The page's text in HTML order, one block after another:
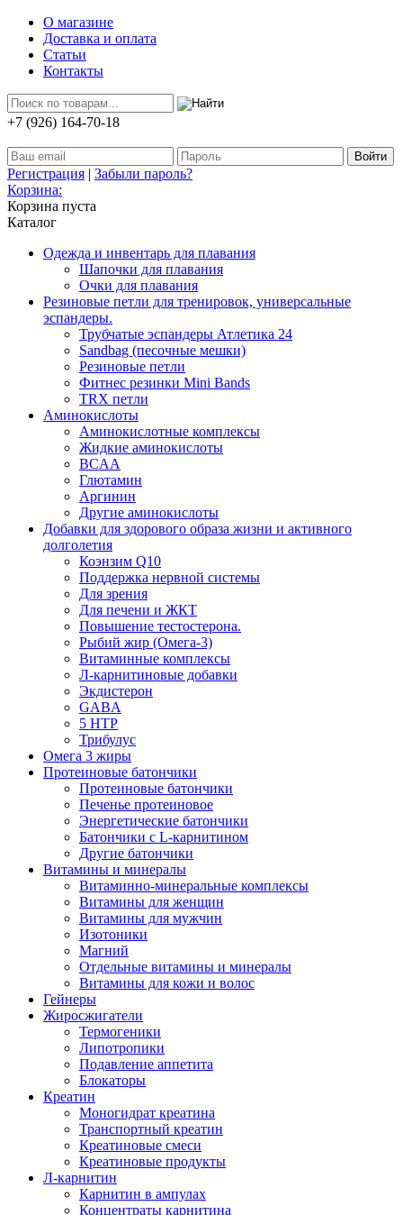
О магазине
Доставка и оплата
Статьи
Контакты
+7 (926) 164-70-18
Регистрация | Забыли пароль?
Корзина:
Корзина пуста
Каталог
Одежда и инвентарь для плавания
Шапочки для плавания
Очки для плавания
Резиновые петли для тренировок, универсальные
эспандеры.
Трубчатые эспандеры Атлетика 24
Sandbag (песочные мешки)
Резиновые петли
Фитнес резинки Mini Bands
TRX петли
Аминокислоты
Аминокислотные комплексы
Жидкие аминокислоты
BCAA
Глютамин
Аргинин
Другие аминокислоты
Добавки для здорового образа жизни и активного
долголетия
Коэнзим Q10
Поддержка нервной системы
Для зрения
Для печени и ЖКТ
Повышение тестостерона.
Рыбий жир (Омега-3)
Витаминные комплексы
Л-карнитиновые добавки
Экдистерон
GABA
5 HTP
Трибулус
Омега 3 жиры
Протеиновые батончики
Протеиновые батончики
Печенье протеиновое
Энергетические батончики
Батончики с L-карнитином
Другие батончики
Витамины и минералы
Витаминно-минеральные комплексы
Витамины для женщин
Витамины для мужчин
Изотоники
Магний
Отдельные витамины и минералы
Витамины для кожи и волос
Гейнеры
Жиросжигатели
Термогеники
Липотропики
Подавление аппетита
Блокаторы
Креатин
Моногидрат креатина
Транспортный креатин
Креатиновые смеси
Креатиновые продукты
Л-карнитин
Карнитин в ампулах
Концентраты карнитина